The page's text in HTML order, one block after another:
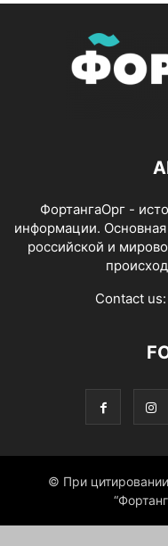
ФортангаОрг -
информации.
российской и
Contact us:
© При